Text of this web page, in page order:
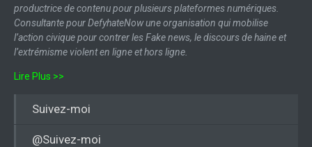
productrice de contenu pour plusieurs plateformes numériques.
Consultante pour DefyhateNow une organisation qui mobilise
l’action civique pour contrer les Fake news, le discours de haine et
l’extrémisme violent en ligne et hors ligne.
Lire Plus >>
Suivez-moi
@Suivez-moi